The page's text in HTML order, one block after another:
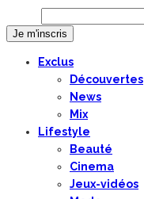
Exclus
Découvertes
News
Mix
Lifestyle
Beauté
Cinema
Jeux-vidéos